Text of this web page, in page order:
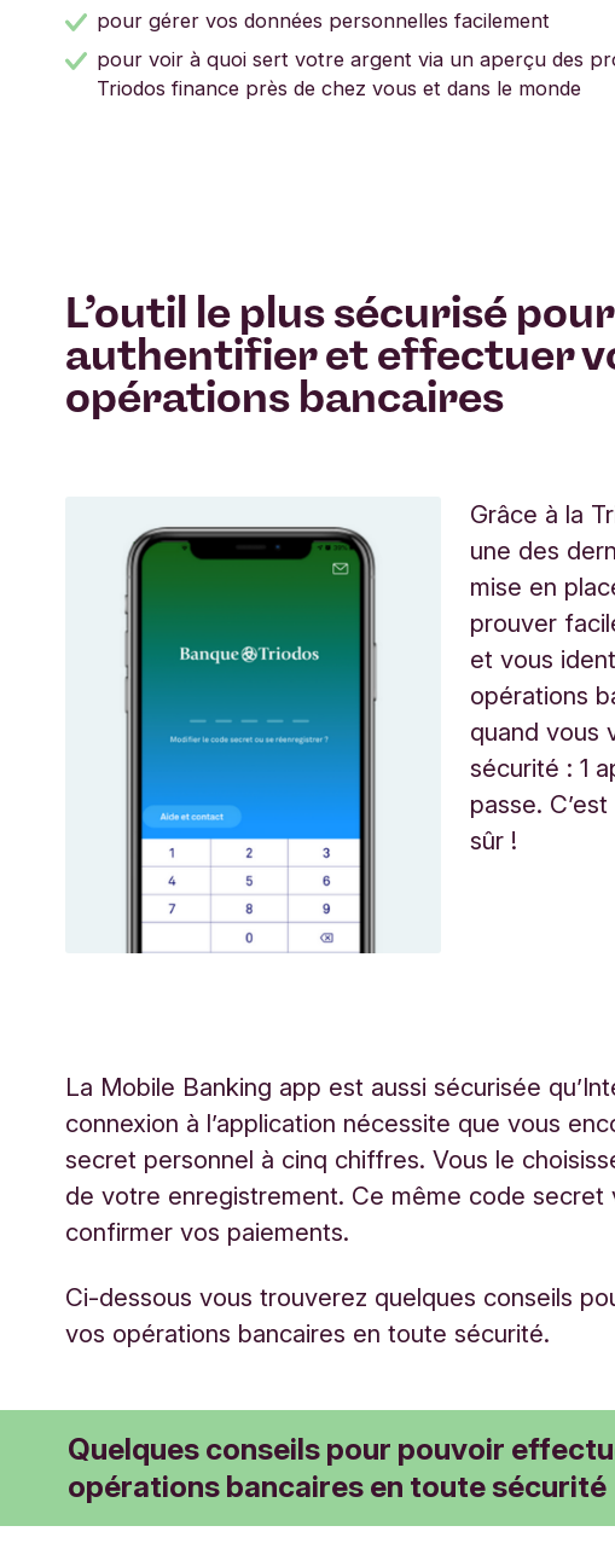
pour gérer vos données personnelles facilement
pour voir à quoi sert votre argent via un aperçu des
Triodos finance près de chez vous et dans le monde
L’outil le plus sécurisé
authentifier et effectuer
opérations bancaires
Grâce à la
une des
mise en
prouver
et vous
opérations
quand vous
sécurité : 1
passe.
sûr !
La Mobile Banking app est aussi sécurisée
connexion à l’application nécessite que vous
secret personnel à cinq chiffres. Vous le
de votre enregistrement. Ce même code secret
confirmer vos paiements.
Ci-dessous vous trouverez quelques conseils
vos opérations bancaires en toute sécurité.
Quelques conseils pour pouvoir
opérations bancaires en toute sécurité